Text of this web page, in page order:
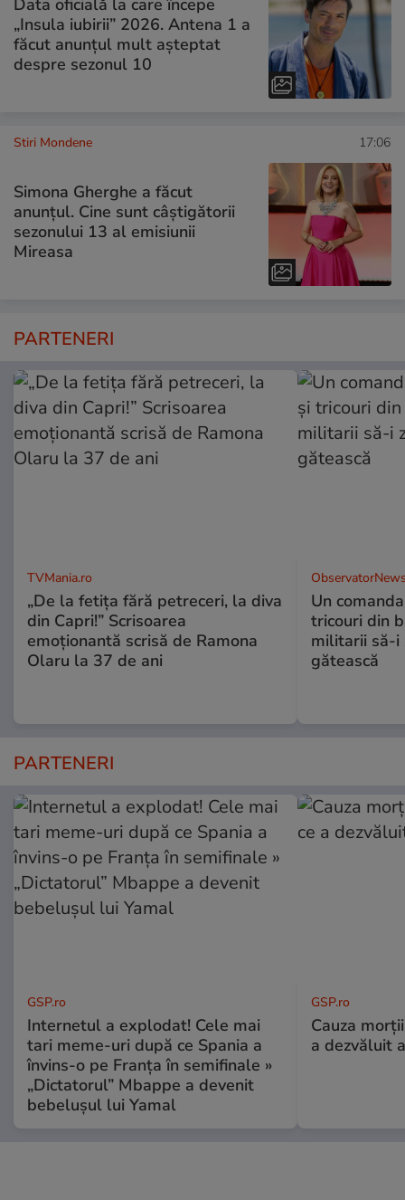
„Insula iubirii” 2026. Antena 1 a
făcut anunțul mult așteptat
despre sezonul 10
Stiri Mondene 17:06
Simona Gherghe a făcut
anunțul. Cine sunt câștigătorii
sezonului 13 al emisiunii
Mireasa
PARTENERI
TVMania.ro
„De la fetița fără petreceri, la diva
din Capri!” Scrisoarea
emoționantă scrisă de Ramona
Olaru la 37 de ani
Un
tricouri din
militarii să-i
gătească
PARTENERI
GSP.ro
Internetul a explodat! Cele mai
tari meme-uri după ce Spania a
învins-o pe Franța în semifinale »
„Dictatorul” Mbappe a devenit
bebelușul lui Yamal
GSP.ro
Cauza
a dezvăluit